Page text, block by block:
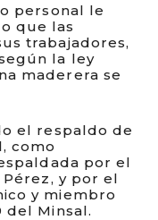
personal le
que las
trabajadores,
la ley
maderera se
el respaldo de
como
por el
y por el
y miembro
del Minsal.